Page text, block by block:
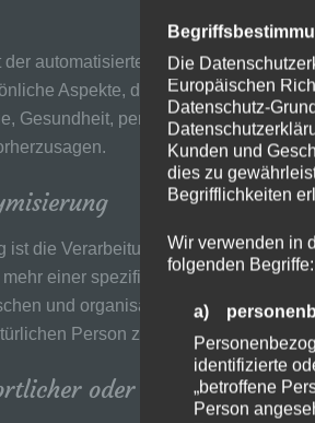
der automatisierten Verarbeitung
Aspekte, die sich auf eine
Gesundheit, persönlicher Vorlieben,
ist die Verarbeitung
mehr einer spezifischen betroffenen
und organisatorischen
Person zugewiesen werden.
oder für die
Die
Europäischen
Datenschutz-
Kunden und
dies zu
Begrifflichkeiten
Wir verwenden in
folgenden Begriffe:
a)
identifizierte
„betroffene
Person